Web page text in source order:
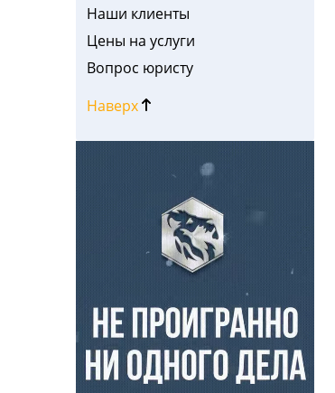
Наши клиенты
Цены на услуги
Вопрос юристу
Наверх